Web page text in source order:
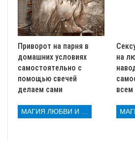
уходят и вы больше не
партнера.
На это нужно время. Сам
уходящей Луне. Проводят в
не должен знать о
совершения отворотного
Самым распространенным
Уже в самом начале,
начнут отрабатывать по
Приворот на парня в
домашних условиях
самостоятельно с
помощью свечей
делаем сами
на
всем
МАГИЯ ЛЮБВИ И КОЛДОВСТВА